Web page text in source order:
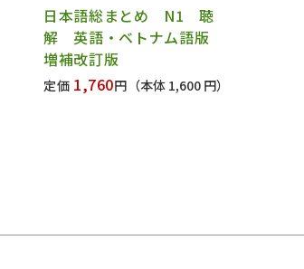
日本語総まとめ N1 聴
解 英語・ベトナム語版
増補改訂版
定価 1,760円 （本体 1,600 円）